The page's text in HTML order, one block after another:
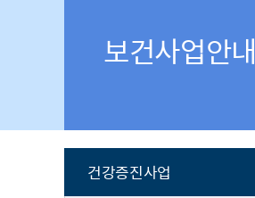
보건사업안내
건강증진사업